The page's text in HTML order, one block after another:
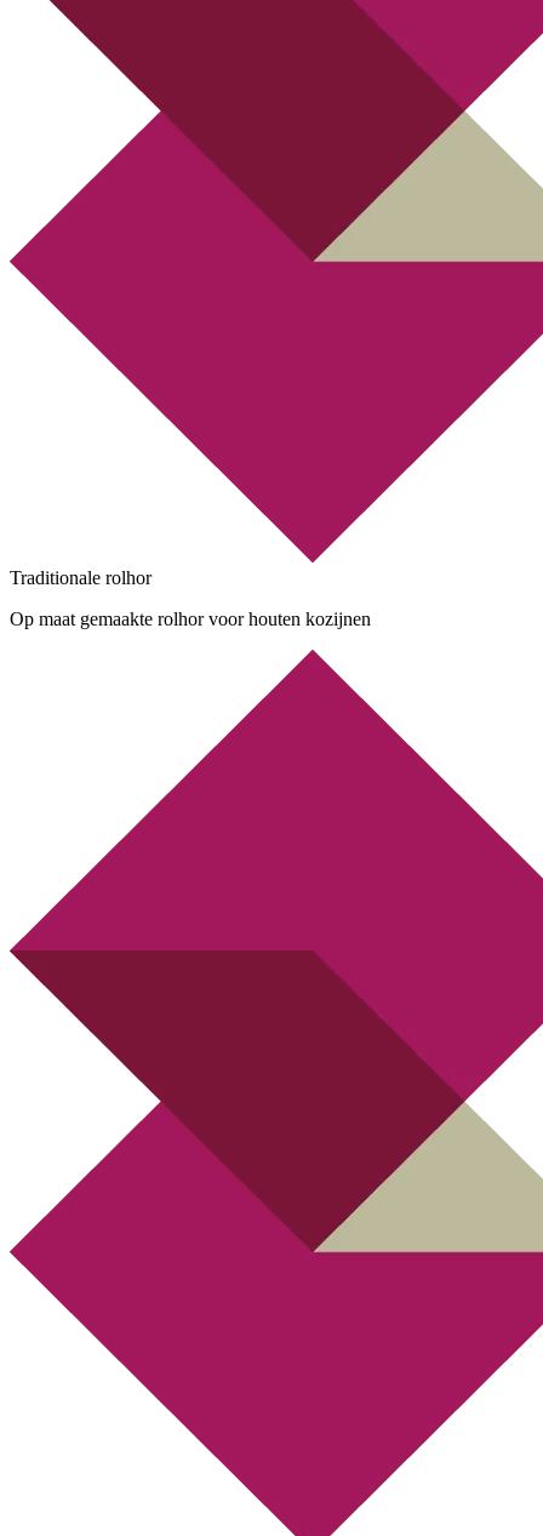
Traditionale rolhor
Op maat gemaakte rolhor voor houten kozijnen